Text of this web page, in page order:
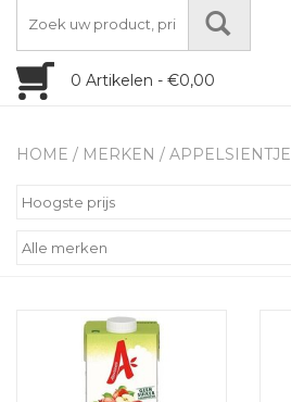
0 Artikelen - €0,00
HOME / MERKEN / APPELSIENTJE